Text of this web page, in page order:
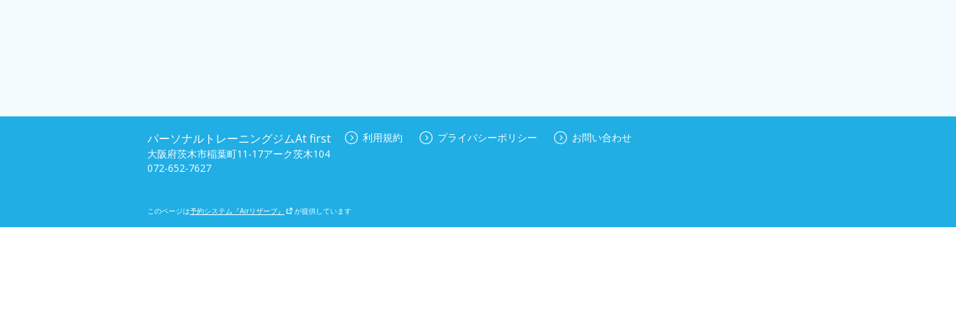
パーソナルトレーニングジムAt first
大阪府茨木市稲葉町11-17アーク茨木104
072-652-7627
利用規約 プライバシーポリシー お問い合わせ
このページは予約システム『Airリザーブ』 が提供しています